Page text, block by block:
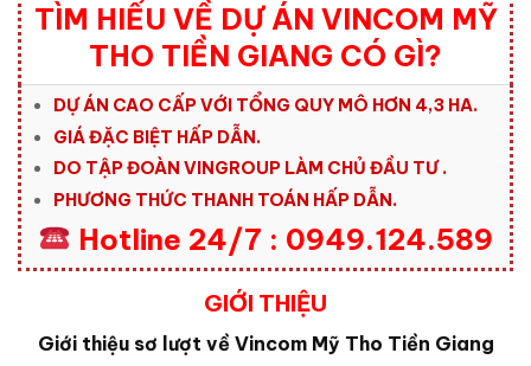
TÌM HIỂU VỀ DỰ ÁN VINCOM MỸ
THO TIỀN GIANG CÓ GÌ?
DỰ ÁN CAO CẤP VỚI TỔNG QUY MÔ HƠN 4,3 HA.
GIÁ ĐẶC BIỆT HẤP DẪN.
DO TẬP ĐOÀN VINGROUP LÀM CHỦ ĐẦU TƯ .
PHƯƠNG THỨC THANH TOÁN HẤP DẪN.
Hotline 24/7 : 0949.124.589
GIỚI THIỆU
Giới thiệu sơ lượt về Vincom Mỹ Tho Tiền Giang